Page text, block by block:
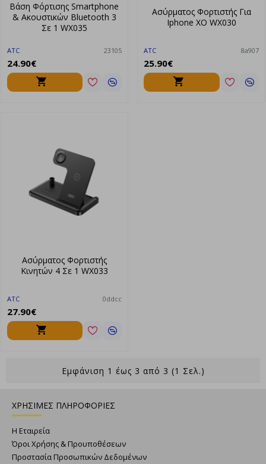
ATC 23105
Βάση Φόρτισης Smartphone
& Ακουστικών Bluetooth 3
Σε 1 WX035
24.90€
ATC 8a907
Ασύρματος Φορτιστής Για
Iphone XO WX030
25.90€
ATC 0ddcc
Ασύρματος Φορτιστής
Κινητών 4 Σε 1 WX033
27.90€
Εμφάνιση 1 έως 3 από 3 (1 Σελ.)
ΧΡΗΣΙΜΕΣ ΠΛΗΡΟΦΟΡΙΕΣ
Η Εταιρεία
Όροι Χρήσης & Προυποθέσεων
Προστασία Προσωπικών Δεδομένων